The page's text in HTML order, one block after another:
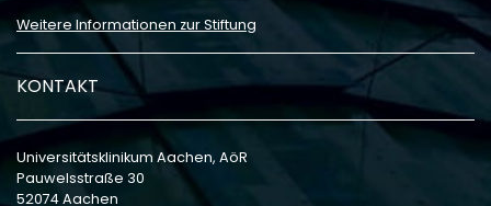
Weitere Informationen zur Stiftung
KONTAKT
Universitätsklinikum Aachen, AöR
Pauwelsstraße 30
52074 Aachen